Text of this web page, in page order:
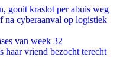
gooit kraslot per abuis weg
cyberaanval op logistiek
van week 32
haar vriend bezocht terecht